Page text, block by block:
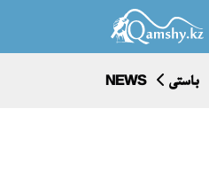
باستى NEWS